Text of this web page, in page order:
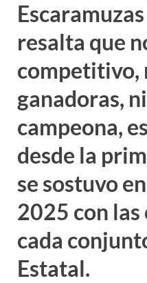
resalta que
competitivo,
ganadoras,
campeona,
desde la
se sostuvo
2025 con las
cada
Estatal.